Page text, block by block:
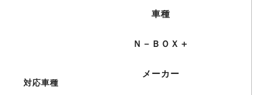
対応車種
車種
Ｎ－ＢＯＸ＋
メーカー